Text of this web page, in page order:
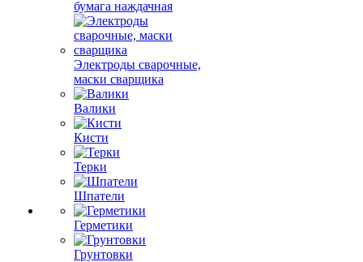
бумага наждачная
Электроды сварочные,
маски сварщика
Валики
Кисти
Терки
Шпатели
Герметики
Грунтовки